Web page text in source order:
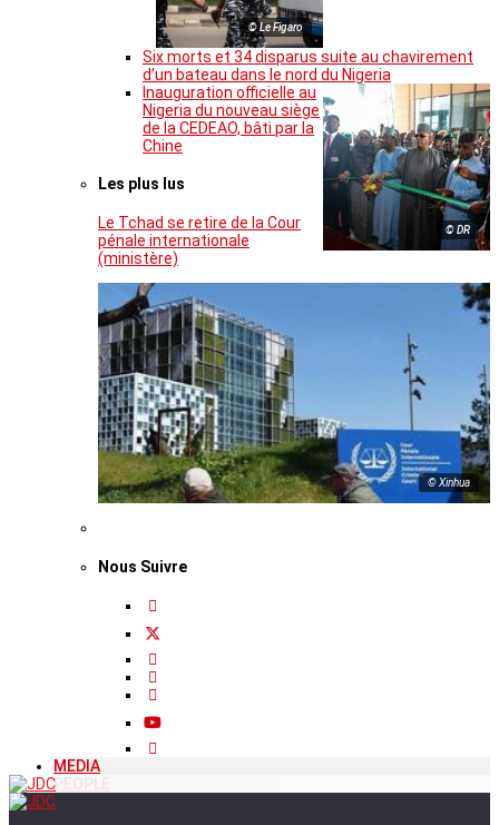
© Le Figaro
Six morts et 34 disparus suite au chavirement
d’un bateau dans le nord du Nigeria
© DR
Inauguration officielle au
Nigeria du nouveau siège
de la CEDEAO, bâti par la
Chine
Les plus lus
Le Tchad se retire de la Cour
pénale internationale
(ministère)
© Xinhua
Nous Suivre
MEDIA
PEOPLE